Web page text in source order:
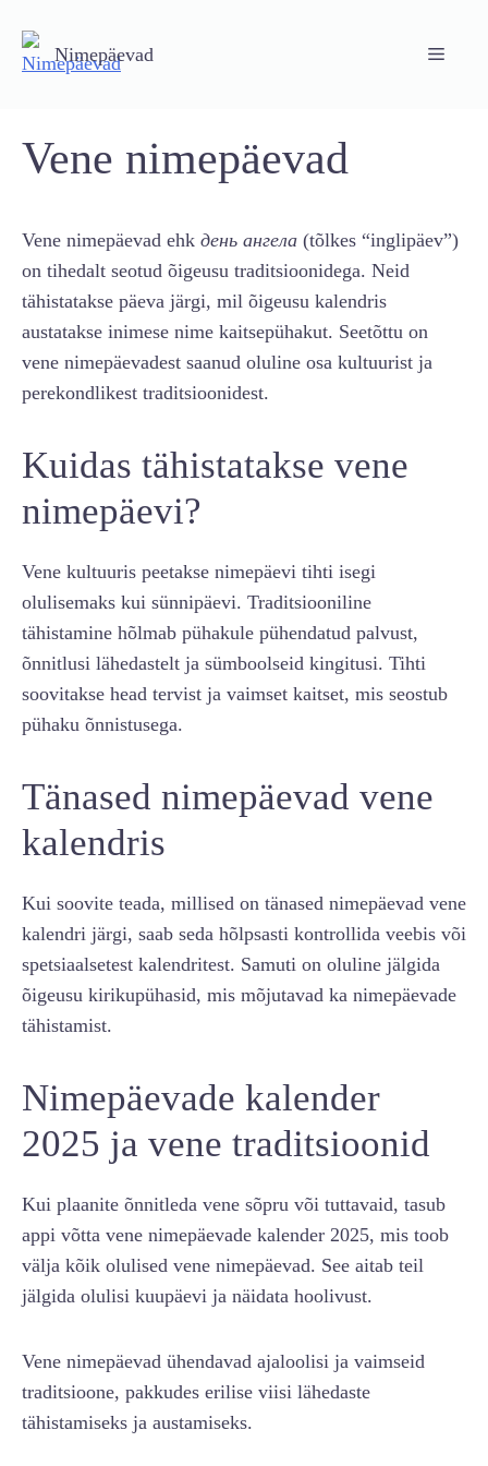
content
Nimepäevad Menu
Vene nimepäevad
Vene nimepäevad ehk день ангела (tõlkes “inglipäev”)
on tihedalt seotud õigeusu traditsioonidega. Neid
tähistatakse päeva järgi, mil õigeusu kalendris
austatakse inimese nime kaitsepühakut. Seetõttu on
vene nimepäevadest saanud oluline osa kultuurist ja
perekondlikest traditsioonidest.
Kuidas tähistatakse vene
nimepäevi?
Vene kultuuris peetakse nimepäevi tihti isegi
olulisemaks kui sünnipäevi. Traditsiooniline
tähistamine hõlmab pühakule pühendatud palvust,
õnnitlusi lähedastelt ja sümboolseid kingitusi. Tihti
soovitakse head tervist ja vaimset kaitset, mis seostub
pühaku õnnistusega.
Tänased nimepäevad vene
kalendris
Kui soovite teada, millised on tänased nimepäevad vene
kalendri järgi, saab seda hõlpsasti kontrollida veebis või
spetsiaalsetest kalendritest. Samuti on oluline jälgida
õigeusu kirikupühasid, mis mõjutavad ka nimepäevade
tähistamist.
Nimepäevade kalender
2025 ja vene traditsioonid
Kui plaanite õnnitleda vene sõpru või tuttavaid, tasub
appi võtta vene nimepäevade kalender 2025, mis toob
välja kõik olulised vene nimepäevad. See aitab teil
jälgida olulisi kuupäevi ja näidata hoolivust.
Vene nimepäevad ühendavad ajaloolisi ja vaimseid
traditsioone, pakkudes erilise viisi lähedaste
tähistamiseks ja austamiseks.